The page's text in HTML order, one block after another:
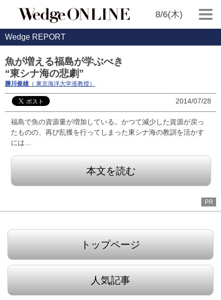
8/6(木)
Wedge REPORT
魚が増える福島が学ぶべき
“東シナ海の悲劇”
勝川俊雄（ 東京海洋大学准教授）
2014/07/28
福島で魚の資源量が増加している。かつて減少した資源が戻っ
たものの、再び乱獲を行ってしまった東シナ海の教訓を活かす
には…
本文を読む
PR
トップページ
人気記事